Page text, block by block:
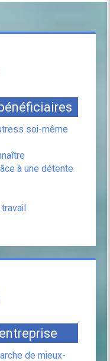
soi-même
à une détente
de mieux-